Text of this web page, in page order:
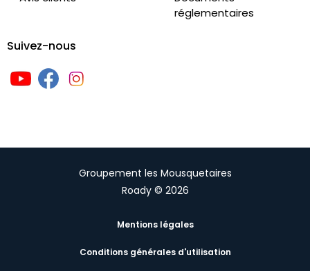
réglementaires
Suivez-nous
Groupement les Mousquetaires
Roady © 2026
Mentions légales
Conditions générales d'utilisation